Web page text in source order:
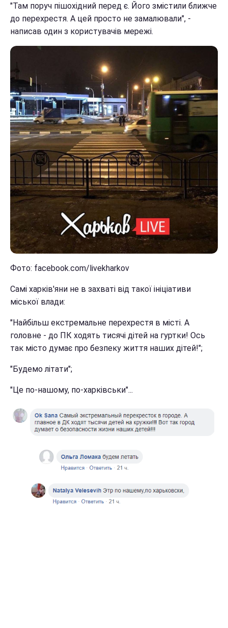
"Там поруч пішохідний перед є. Його змістили ближче
до перехрестя. А цей просто не замалювали", -
написав один з користувачів мережі.
Фото: facebook.com/livekharkov
Самі харків'яни не в захваті від такої ініціативи
міської влади:
"Найбільш екстремальне перехрестя в місті. А
головне - до ПК ходять тисячі дітей на гуртки! Ось
так місто думає про безпеку життя наших дітей!";
"Будемо літати";
"Це по-нашому, по-харківськи"...